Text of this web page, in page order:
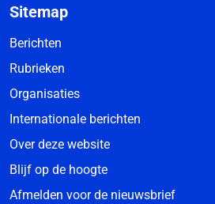
Sitemap
Berichten
Rubrieken
Organisaties
Internationale berichten
Over deze website
Blijf op de hoogte
Afmelden voor de nieuwsbrief